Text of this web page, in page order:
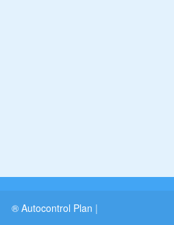
® Autocontrol Plan |